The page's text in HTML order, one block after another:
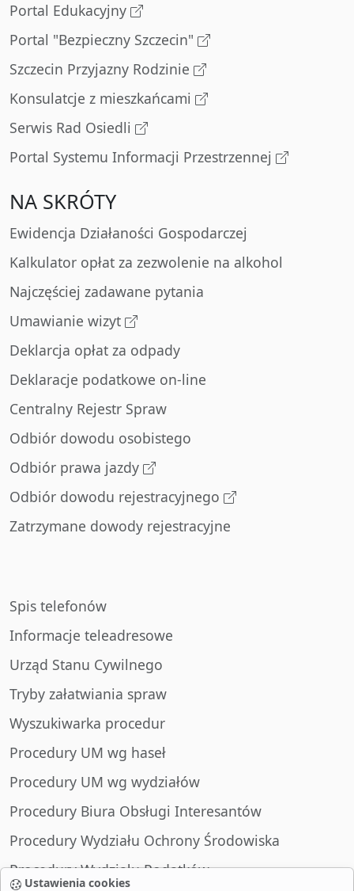
Ustawienia cookies
Portal Edukacyjny
Portal "Bezpieczny Szczecin"
Szczecin Przyjazny Rodzinie
Konsulatcje z mieszkańcami
Serwis Rad Osiedli
Portal Systemu Informacji Przestrzennej
NA SKRÓTY
Ewidencja Działaności Gospodarczej
Kalkulator opłat za zezwolenie na alkohol
Najczęściej zadawane pytania
Umawianie wizyt
Deklarcja opłat za odpady
Deklaracje podatkowe on-line
Centralny Rejestr Spraw
Odbiór dowodu osobistego
Odbiór prawa jazdy
Odbiór dowodu rejestracyjnego
Zatrzymane dowody rejestracyjne
Spis telefonów
Informacje teleadresowe
Urząd Stanu Cywilnego
Tryby załatwiania spraw
Wyszukiwarka procedur
Procedury UM wg haseł
Procedury UM wg wydziałów
Procedury Biura Obsługi Interesantów
Procedury Wydziału Ochrony Środowiska
Procedury Wydziału Podatków